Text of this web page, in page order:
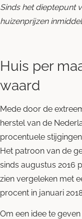
Sinds het dieptepunt
huizenprijzen
Huis per
waard
Mede door de
herstel van de
procentuele
Het patroon van de
sinds augustus 2016
zien vergeleken met
procent in januari
Om een idee te